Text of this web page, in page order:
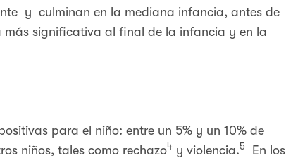
y culminan en la mediana infancia, antes de
significativa al final de la infancia y en la
para el niño: entre un 5% y un 10% de
niños, tales como rechazo4 y violencia.5
En los